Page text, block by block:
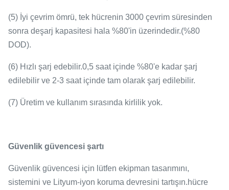
(5) İyi çevrim ömrü, tek hücrenin 3000 çevrim süresinden
sonra deşarj kapasitesi hala %80'in üzerindedir.(%80
DOD).
(6) Hızlı şarj edebilir.0,5 saat içinde %80'e kadar şarj
edilebilir ve 2-3 saat içinde tam olarak şarj edilebilir.
(7) Üretim ve kullanım sırasında kirlilik yok.
Güvenlik güvencesi şartı
Güvenlik güvencesi için lütfen ekipman tasarımını,
sistemini ve Lityum-iyon koruma devresini tartışın.hücre